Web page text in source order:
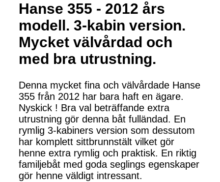
Hanse 355 - 2012 års
modell. 3-kabin version.
Mycket välvårdad och
med bra utrustning.
Denna mycket fina och välvårdade Hanse
355 från 2012 har bara haft en ägare.
Nyskick ! Bra val beträffande extra
utrustning gör denna båt fulländad. En
rymlig 3-kabiners version som dessutom
har komplett sittbrunnstält vilket gör
henne extra rymlig och praktisk. En riktig
familjebåt med goda seglings egenskaper
gör henne väldigt intressant.